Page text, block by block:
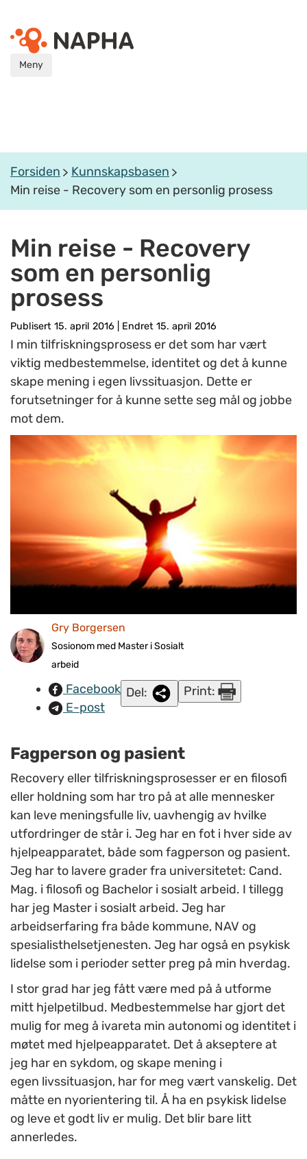
Meny
Forsiden
Kunnskapsbasen
Min reise - Recovery som en personlig prosess
Min reise - Recovery
som en personlig
prosess
Publisert 15. april 2016 Endret 15. april 2016
I min tilfriskningsprosess er det som har vært
viktig medbestemmelse, identitet og det å kunne
skape mening i egen livssituasjon. Dette er
forutsetninger for å kunne sette seg mål og jobbe
mot dem.
Gry Borgersen
Sosionom med Master i Sosialt
arbeid
Facebook
E-post
Del: Print:
Fagperson og pasient
Recovery eller tilfriskningsprosesser er en filosofi
eller holdning som har tro på at alle mennesker
kan leve meningsfulle liv, uavhengig av hvilke
utfordringer de står i. Jeg har en fot i hver side av
hjelpeapparatet, både som fagperson og pasient.
Jeg har to lavere grader fra universitetet: Cand.
Mag. i filosofi og Bachelor i sosialt arbeid. I tillegg
har jeg Master i sosialt arbeid. Jeg har
arbeidserfaring fra både kommune, NAV og
spesialisthelsetjenesten. Jeg har også en psykisk
lidelse som i perioder setter preg på min hverdag.
I stor grad har jeg fått være med på å utforme
mitt hjelpetilbud. Medbestemmelse har gjort det
mulig for meg å ivareta min autonomi og identitet i
møtet med hjelpeapparatet. Det å akseptere at
jeg har en sykdom, og skape mening i
egen livssituasjon, har for meg vært vanskelig. Det
måtte en nyorientering til. Å ha en psykisk lidelse
og leve et godt liv er mulig. Det blir bare litt
annerledes.